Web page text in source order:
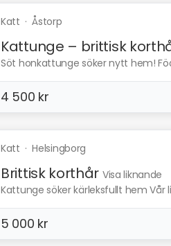
Katt ·Åstorp
Kattunge – brittisk
Söt honkattunge söker nytt hem!
4 500 kr
Katt ·Helsingborg
Brittisk korthår Visa liknande
Kattunge söker kärleksfullt hem Vår
5 000 kr